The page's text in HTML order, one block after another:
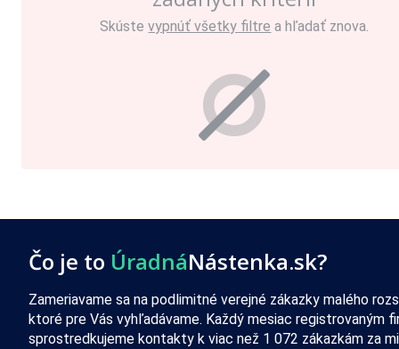
Skústevypnúť všetky filtre a hľadať znova.
Čo je to ÚradnáNástenka.sk?
Zameriavame sa na podlimitné verejné zákazky malého
ktoré pre Vás vyhľadávame. Každý mesiac registrovaným
sprostredkujeme kontakty k viac než 1 072 zákazkám za